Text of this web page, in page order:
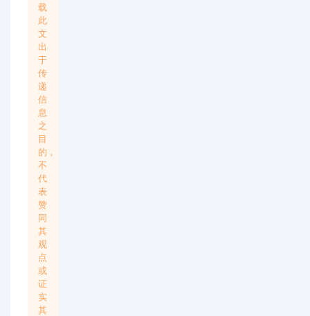
载
此
文
出
于
传
递
信
息
之
目
的，
不
代
表
赞
同
其
观
点
或
证
实
其